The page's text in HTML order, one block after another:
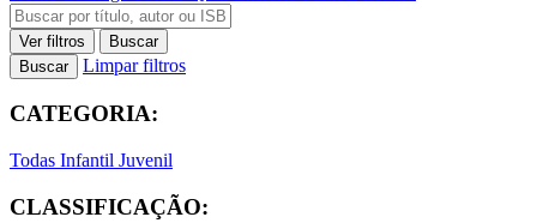
Ver filtros
Buscar
Buscar
Limpar filtros
CATEGORIA:
Todas Infantil Juvenil
CLASSIFICAÇÃO: